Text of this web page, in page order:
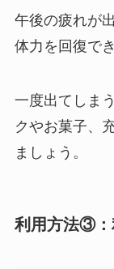
午後の疲れが
体力を回復で
一度出てしま
クやお菓子、
ましょう。
利用方法③：